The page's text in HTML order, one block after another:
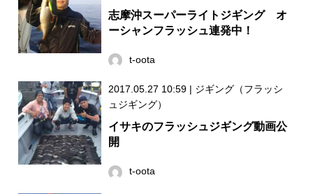
志摩沖スーパーライトジギング オ
ーシャンフラッシュ連発中！
t-oota
2017.05.27 10:59| ジギング（フラッシ
ュジギング）
イサキのフラッシュジギング動画公
開
t-oota